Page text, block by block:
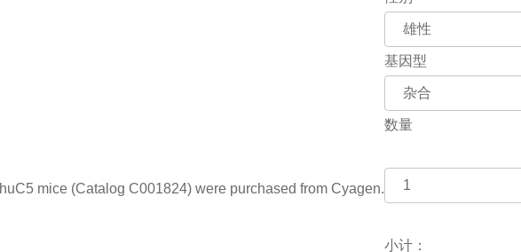
huC5 mice (Catalog C001824) were purchased from Cyagen.
基因型
数量
小计：